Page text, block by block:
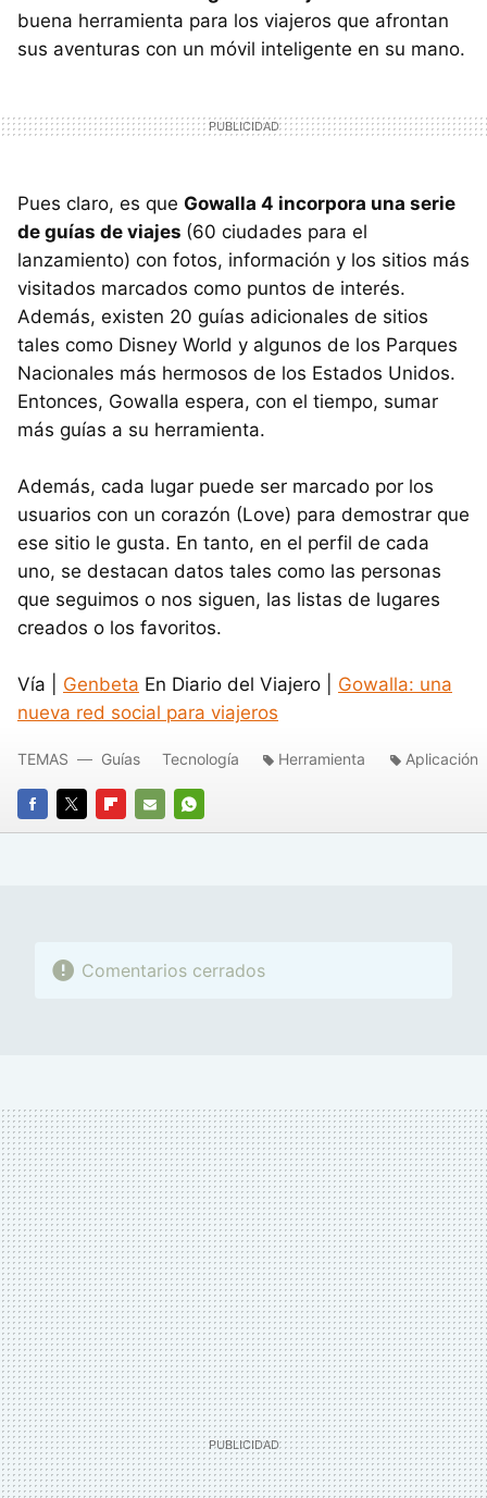
buena herramienta para los viajeros que afrontan
sus aventuras con un móvil inteligente en su mano.
Pues claro, es que Gowalla 4 incorpora una serie
de guías de viajes (60 ciudades para el
lanzamiento) con fotos, información y los sitios más
visitados marcados como puntos de interés.
Además, existen 20 guías adicionales de sitios
tales como Disney World y algunos de los Parques
Nacionales más hermosos de los Estados Unidos.
Entonces, Gowalla espera, con el tiempo, sumar
más guías a su herramienta.
Además, cada lugar puede ser marcado por los
usuarios con un corazón (Love) para demostrar que
ese sitio le gusta. En tanto, en el perfil de cada
uno, se destacan datos tales como las personas
que seguimos o nos siguen, las listas de lugares
creados o los favoritos.
Vía | Genbeta En Diario del Viajero | Gowalla: una
nueva red social para viajeros
FACEBOOK
TWITTERFLIPBOARD
E-
WHATSAPP
TEMAS Guías Tecnología Herramienta Aplicación
Comentarios cerrados